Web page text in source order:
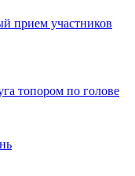
прием участников
топором по голове